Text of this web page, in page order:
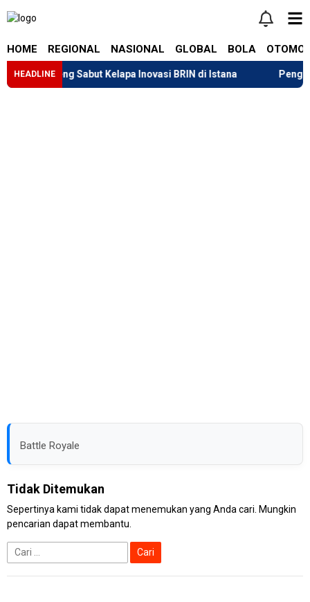
HOME REGIONAL NASIONAL GLOBAL BOLA
HEADLINE
Genteng Sabut Kelapa Inovasi BRIN di Istana
Battle Royale
Tidak Ditemukan
Sepertinya kami tidak dapat menemukan yang Anda cari. Mungkin
pencarian dapat membantu.